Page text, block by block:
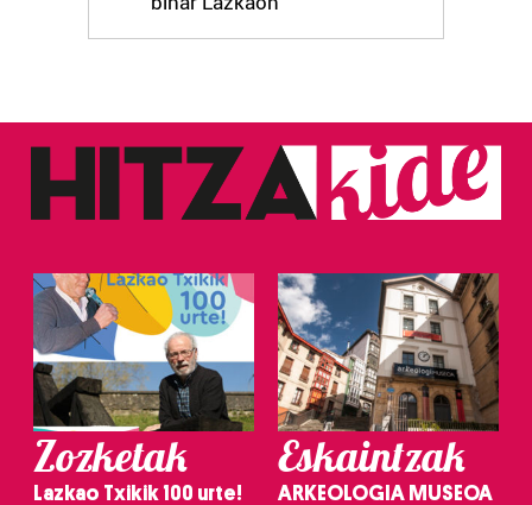
Zozketak
Lazkao Txikik 100 urte!
Eskaintzak
ARKEOLOGIA MUSEOA